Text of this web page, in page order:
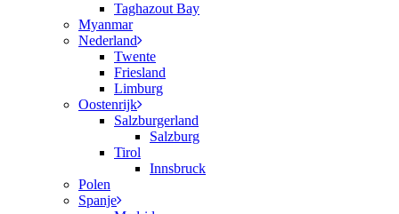
Taghazout Bay
Myanmar
Nederland
Twente
Friesland
Limburg
Oostenrijk
Salzburgerland
Salzburg
Tirol
Innsbruck
Polen
Spanje